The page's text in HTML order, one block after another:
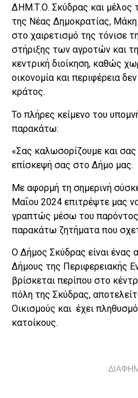
ΔΗΜ.Τ.Ο. Σκύδρας και μέλος
της Νέας Δημοκρατίας,
στο χαιρετισμό της τόνισε
στήριξης των αγροτών και
κεντρική διοίκηση, καθώς
οικονομία και περιφέρεια
κράτος.
Το πλήρες κείμενο του
παρακάτω:
«Σας καλωσορίζουμε και σας
επίσκεψή σας στο Δήμο μας.
Με αφορμή τη σημερινή
Μαΐου 2024 επιτρέψτε μας
γραπτώς μέσω του
παρακάτω ζητήματα που
Ο Δήμος Σκύδρας είναι ένας
Δήμους της Περιφερειακής
βρίσκεται περίπου στο
πόλη της Σκύδρας,
Οικισμούς και έχει
κατοίκους.